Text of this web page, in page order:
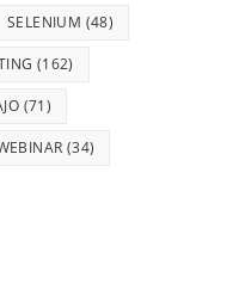
SELENIUM (48)
(162)
(71)
(34)